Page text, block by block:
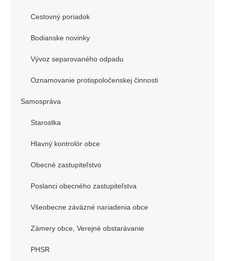
Cestovný poriadok
Bodianske novinky
Vývoz separovaného odpadu
Oznamovanie protispoločenskej činnosti
Samospráva
Starostka
Hlavný kontrolór obce
Obecné zastupiteľstvo
Poslanci obecného zastupiteľstva
Všeobecne záväzné nariadenia obce
Zámery obce, Verejné obstarávanie
PHSR